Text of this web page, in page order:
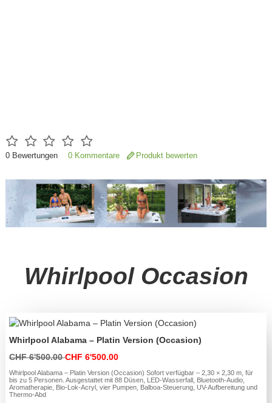
0Bewertungen 0 Kommentare Produkt bewerten
Whirlpool Occasion
Whirlpool Alabama – Platin Version (Occasion)
CHF 6'500.00CHF 6'500.00
Whirlpool Alabama – Platin Version (Occasion) Sofort verfügbar – 2,30 × 2,30 m, für
bis zu 5 Personen. Ausgestattet mit 88 Düsen, LED-Wasserfall, Bluetooth-Audio,
Aromatherapie, Bio-Lok-Acryl, vier Pumpen, Balboa-Steuerung, UV-Aufbereitung und
Thermo-Abd